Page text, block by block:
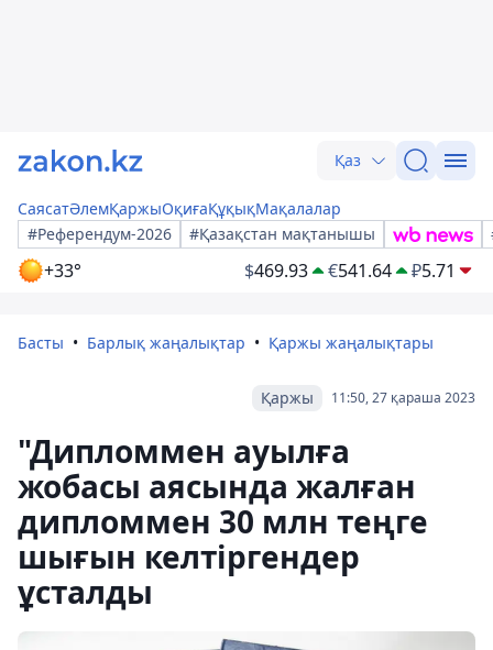
Қаз
СаясатӘлемҚаржыОқиғаҚұқықМақалалар
#Референдум-2026
#Қазақстан мақтанышы
+33° $469.93 €541.64 ₽5.71
Басты Барлық жаңалықтар Қаржы жаңалықтары
11:50, 27 қараша 2023
Қаржы
"Дипломмен ауылға
жобасы аясында жалған
дипломмен 30 млн теңге
шығын келтіргендер
ұсталды